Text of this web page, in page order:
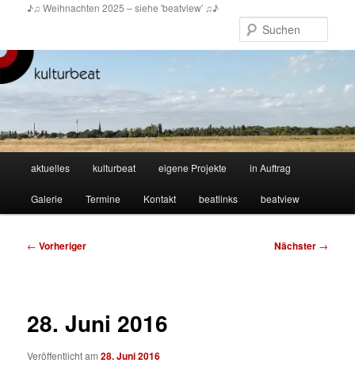
springen
♪♫ Weihnachten 2025 – siehe 'beatview' ♫♪
aktuelles kulturbeat eigene Projekte in Auftrag
Galerie Termine Kontakt beatlinks beatview
Beitragsnavigation
← Vorheriger Nächster →
28. Juni 2016
Veröffentlicht am28. Juni 2016